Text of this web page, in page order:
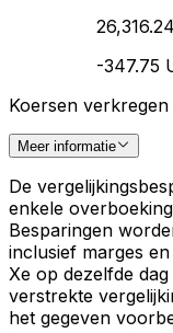
-347.75
Koersen
Meer informatie
De
enkele
Besparingen
inclusief marges
Xe op dezelfde
verstrekte
het gegeven